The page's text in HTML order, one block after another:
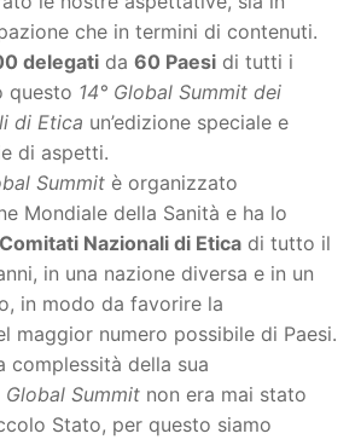
che in termini di contenuti.
delegati da 60 Paesi di tutti i
questo 14° Global Summit dei
di Etica un’edizione speciale e
di aspetti.
Summit è organizzato
Mondiale della Sanità e ha lo
Comitati Nazionali di Etica di tutto il
in una nazione diversa e in un
in modo da favorire la
maggior numero possibile di Paesi.
complessità della sua
Global Summit non era mai stato
Stato, per questo siamo